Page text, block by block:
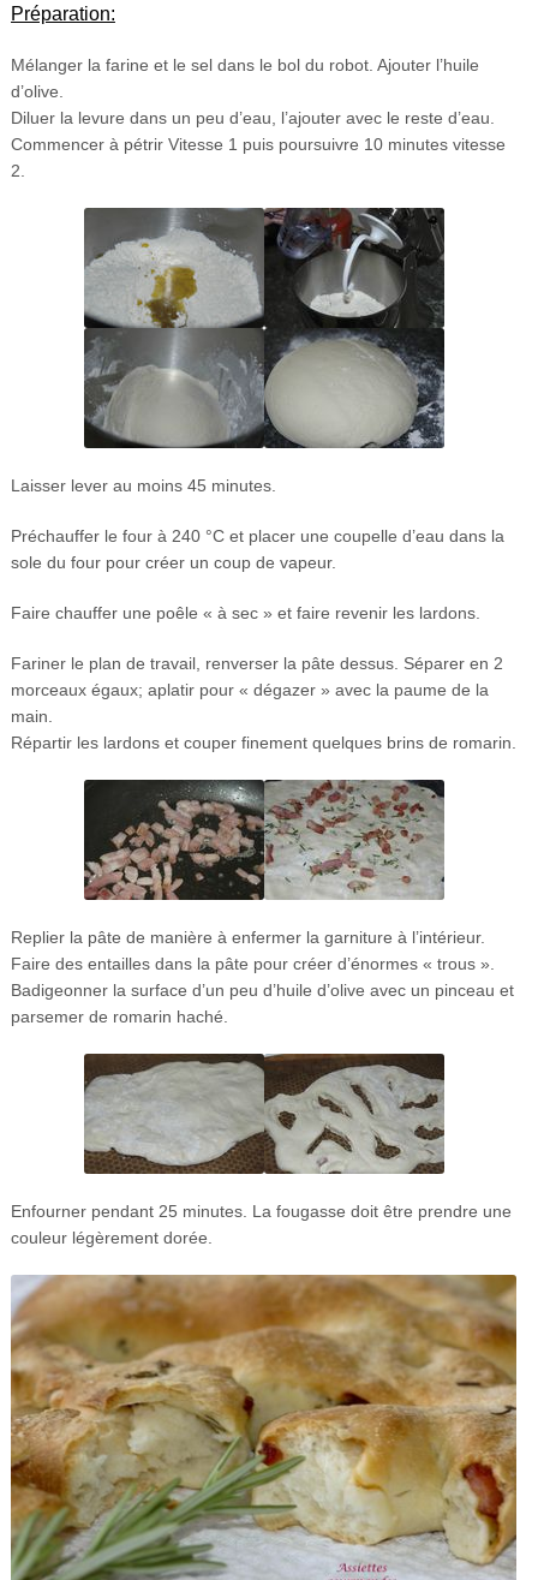
Préparation:
Mélanger la farine et le sel dans le bol du robot. Ajouter l’huile
d’olive.
Diluer la levure dans un peu d’eau, l’ajouter avec le reste d’eau.
Commencer à pétrir Vitesse 1 puis poursuivre 10 minutes vitesse
2.
Laisser lever au moins 45 minutes.
Préchauffer le four à 240 °C et placer une coupelle d’eau dans la
sole du four pour créer un coup de vapeur.
Faire chauffer une poêle « à sec » et faire revenir les lardons.
Fariner le plan de travail, renverser la pâte dessus. Séparer en 2
morceaux égaux; aplatir pour « dégazer » avec la paume de la
main.
Répartir les lardons et couper finement quelques brins de romarin.
Replier la pâte de manière à enfermer la garniture à l’intérieur.
Faire des entailles dans la pâte pour créer d’énormes « trous ».
Badigeonner la surface d’un peu d’huile d’olive avec un pinceau et
parsemer de romarin haché.
Enfourner pendant 25 minutes. La fougasse doit être prendre une
couleur légèrement dorée.